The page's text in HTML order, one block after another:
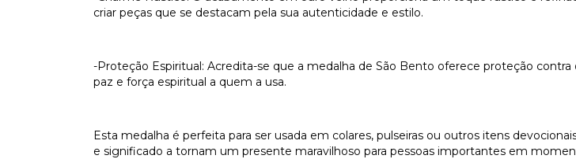
criar peças que se destacam pela sua autenticidade e estilo.
-Proteção Espiritual: Acredita-se que a medalha de São Bento oferece proteção contra
paz e força espiritual a quem a usa.
Esta medalha é perfeita para ser usada em colares, pulseiras ou outros itens
e significado a tornam um presente maravilhoso para pessoas importantes em